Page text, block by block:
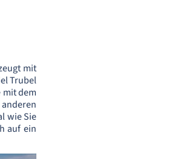
mit
Trubel
mit dem
wie Sie
auf ein